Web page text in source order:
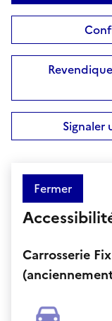
Signaler
Fermer
Carrosserie